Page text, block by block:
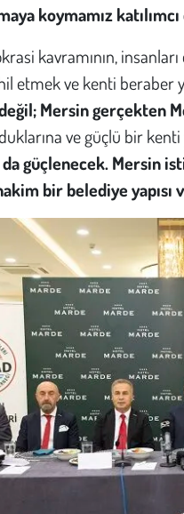
koymamız
kavramının,
etmek ve kenti beraber
Mersin gerçekten
ve güçlü bir
güçlenecek. Mersin
bir belediye yapısı